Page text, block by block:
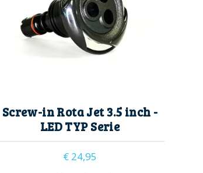
Screw-in Rota Jet 3.5 inch -
LED TYP Serie
€24,95